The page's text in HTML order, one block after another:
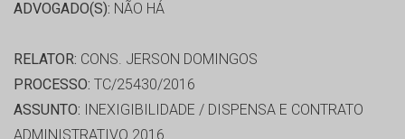
ADVOGADO(S): NÃO HÁ
RELATOR: CONS. JERSON DOMINGOS
PROCESSO: TC/25430/2016
ASSUNTO: INEXIGIBILIDADE / DISPENSA E CONTRATO
ADMINISTRATIVO 2016